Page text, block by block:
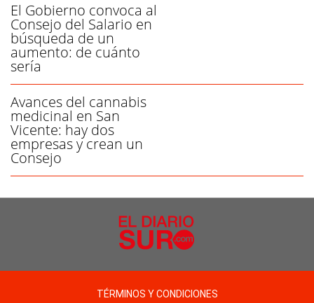
El Gobierno convoca al
Consejo del Salario en
búsqueda de un
aumento: de cuánto
sería
Avances del cannabis
medicinal en San
Vicente: hay dos
empresas y crean un
Consejo
TÉRMINOS Y CONDICIONES